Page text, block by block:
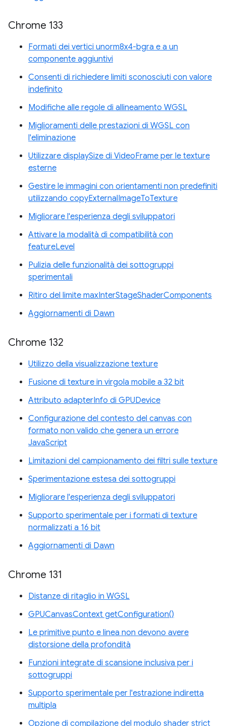
Chrome 133
Formati dei vertici unorm8x4-bgra e a un
componente aggiuntivi
Consenti di richiedere limiti sconosciuti con valore
indefinito
Modifiche alle regole di allineamento WGSL
Miglioramenti delle prestazioni di WGSL con
l'eliminazione
Utilizzare displaySize di VideoFrame per le texture
esterne
Gestire le immagini con orientamenti non predefiniti
utilizzando copyExternalImageToTexture
Migliorare l'esperienza degli sviluppatori
Attivare la modalità di compatibilità con
featureLevel
Pulizia delle funzionalità dei sottogruppi
sperimentali
Ritiro del limite maxInterStageShaderComponents
Aggiornamenti di Dawn
Chrome 132
Utilizzo della visualizzazione texture
Fusione di texture in virgola mobile a 32 bit
Attributo adapterInfo di GPUDevice
Configurazione del contesto del canvas con
formato non valido che genera un errore
JavaScript
Limitazioni del campionamento dei filtri sulle texture
Sperimentazione estesa dei sottogruppi
Migliorare l'esperienza degli sviluppatori
Supporto sperimentale per i formati di texture
normalizzati a 16 bit
Aggiornamenti di Dawn
Chrome 131
Distanze di ritaglio in WGSL
GPUCanvasContext getConfiguration()
Le primitive punto e linea non devono avere
distorsione della profondità
Funzioni integrate di scansione inclusiva per i
sottogruppi
Supporto sperimentale per l'estrazione indiretta
multipla
Opzione di compilazione del modulo shader strict